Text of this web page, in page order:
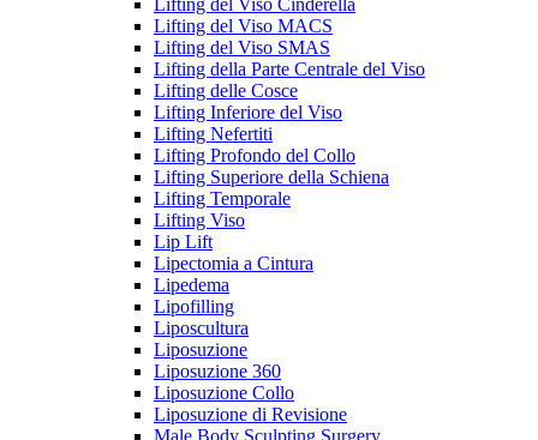
Lifting del Viso MACS
Lifting del Viso SMAS
Lifting della Parte Centrale del Viso
Lifting delle Cosce
Lifting Inferiore del Viso
Lifting Nefertiti
Lifting Profondo del Collo
Lifting Superiore della Schiena
Lifting Temporale
Lifting Viso
Lip Lift
Lipectomia a Cintura
Lipedema
Lipofilling
Liposcultura
Liposuzione
Liposuzione 360
Liposuzione Collo
Liposuzione di Revisione
Male Body Sculpting Surgery